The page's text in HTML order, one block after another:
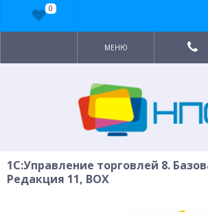
МЕНЮ
1C:Управление торговлей 8.
Редакция 11, BOX
0